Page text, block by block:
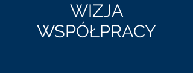
WIZJA
WSPÓŁPRACY